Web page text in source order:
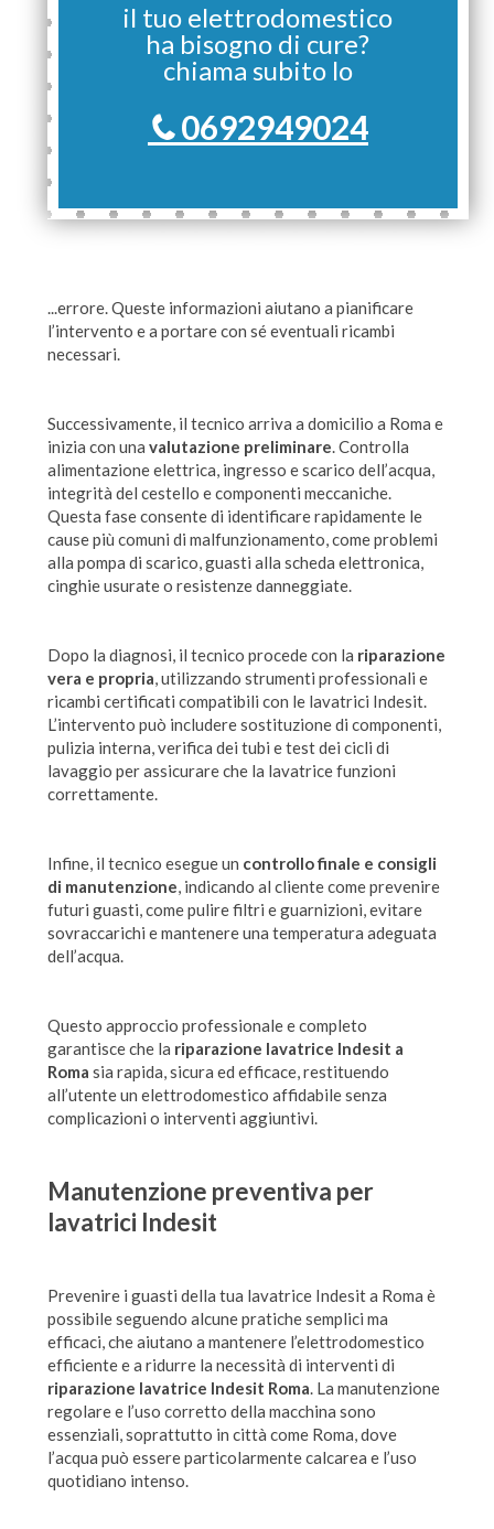
il tuo elettrodomestico
ha bisogno di cure?
chiama subito lo
0692949024
...errore. Queste informazioni aiutano a pianificare
l’intervento e a portare con sé eventuali ricambi
necessari.
Successivamente, il tecnico arriva a domicilio a Roma e
inizia con una valutazione preliminare. Controlla
alimentazione elettrica, ingresso e scarico dell’acqua,
integrità del cestello e componenti meccaniche.
Questa fase consente di identificare rapidamente le
cause più comuni di malfunzionamento, come problemi
alla pompa di scarico, guasti alla scheda elettronica,
cinghie usurate o resistenze danneggiate.
Dopo la diagnosi, il tecnico procede con la riparazione
vera e propria, utilizzando strumenti professionali e
ricambi certificati compatibili con le lavatrici Indesit.
L’intervento può includere sostituzione di componenti,
pulizia interna, verifica dei tubi e test dei cicli di
lavaggio per assicurare che la lavatrice funzioni
correttamente.
Infine, il tecnico esegue un controllo finale e consigli
di manutenzione, indicando al cliente come prevenire
futuri guasti, come pulire filtri e guarnizioni, evitare
sovraccarichi e mantenere una temperatura adeguata
dell’acqua.
Questo approccio professionale e completo
garantisce che la riparazione lavatrice Indesit a
Roma sia rapida, sicura ed efficace, restituendo
all’utente un elettrodomestico affidabile senza
complicazioni o interventi aggiuntivi.
Manutenzione preventiva per
lavatrici Indesit
Prevenire i guasti della tua lavatrice Indesit a Roma è
possibile seguendo alcune pratiche semplici ma
efficaci, che aiutano a mantenere l’elettrodomestico
efficiente e a ridurre la necessità di interventi di
riparazione lavatrice Indesit Roma. La manutenzione
regolare e l’uso corretto della macchina sono
essenziali, soprattutto in città come Roma, dove
l’acqua può essere particolarmente calcarea e l’uso
quotidiano intenso.